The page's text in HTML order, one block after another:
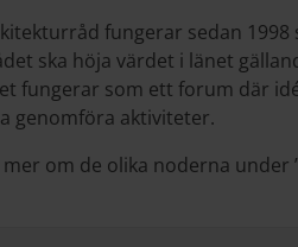
fungerar sedan
ska höja värdet i länet
fungerar som ett forum där
genomföra aktiviteter.
mer om de olika noderna under